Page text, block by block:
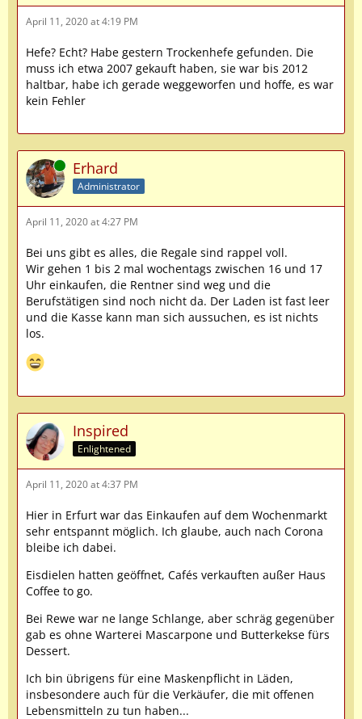
April 11, 2020 at 4:19 PM
Hefe? Echt? Habe gestern Trockenhefe gefunden. Die
muss ich etwa 2007 gekauft haben, sie war bis 2012
haltbar, habe ich gerade weggeworfen und hoffe, es war
kein Fehler
Online Erhard
Administrator
April 11, 2020 at 4:27 PM
Bei uns gibt es alles, die Regale sind rappel voll.
Wir gehen 1 bis 2 mal wochentags zwischen 16 und 17
Uhr einkaufen, die Rentner sind weg und die
Berufstätigen sind noch nicht da. Der Laden ist fast leer
und die Kasse kann man sich aussuchen, es ist nichts
los.
Inspired
Enlightened
April 11, 2020 at 4:37 PM
Hier in Erfurt war das Einkaufen auf dem Wochenmarkt
sehr entspannt möglich. Ich glaube, auch nach Corona
bleibe ich dabei.
Eisdielen hatten geöffnet, Cafés verkauften außer Haus
Coffee to go.
Bei Rewe war ne lange Schlange, aber schräg gegenüber
gab es ohne Warterei Mascarpone und Butterkekse fürs
Dessert.
Ich bin übrigens für eine Maskenpflicht in Läden,
insbesondere auch für die Verkäufer, die mit offenen
Lebensmitteln zu tun haben...